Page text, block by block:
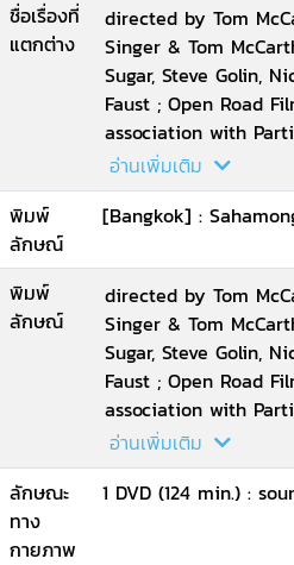
ชื่อเรื่องที่
แตกต่าง
directed by Tom
Singer & Tom
Sugar, Steve Golin,
Faust ; Open Road
association with
Look Media ; an
production ; a Rocklin
อ่านเพิ่มเติม
พิมพ์
ลักษณ์
[Bangkok] :
พิมพ์
ลักษณ์
directed by Tom
Singer & Tom
Sugar, Steve Golin,
Faust ; Open Road
association with
Look Media ; an
production ; a Rocklin
อ่านเพิ่มเติม
ลักษณะ
ทาง
กายภาพ
1 DVD (124 min.) :